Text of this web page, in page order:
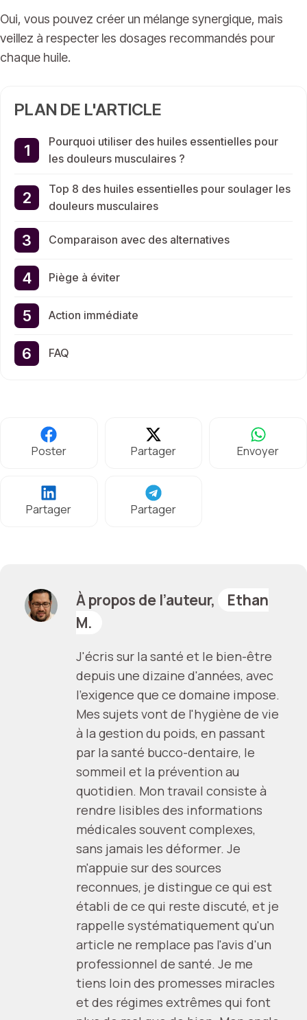
Oui, vous pouvez créer un mélange synergique, mais
veillez à respecter les dosages recommandés pour
chaque huile.
PLAN DE L'ARTICLE
Pourquoi utiliser des huiles essentielles pour
les douleurs musculaires ?
Top 8 des huiles essentielles pour soulager les
douleurs musculaires
Comparaison avec des alternatives
Piège à éviter
Action immédiate
FAQ
Poster Partager Envoyer
Partager Partager
À propos de l’auteur,
Ethan
M.
J'écris sur la santé et le bien-être
depuis une dizaine d'années, avec
l'exigence que ce domaine impose.
Mes sujets vont de l'hygiène de vie
à la gestion du poids, en passant
par la santé bucco-dentaire, le
sommeil et la prévention au
quotidien. Mon travail consiste à
rendre lisibles des informations
médicales souvent complexes,
sans jamais les déformer. Je
m'appuie sur des sources
reconnues, je distingue ce qui est
établi de ce qui reste discuté, et je
rappelle systématiquement qu'un
article ne remplace pas l'avis d'un
professionnel de santé. Je me
tiens loin des promesses miracles
et des régimes extrêmes qui font